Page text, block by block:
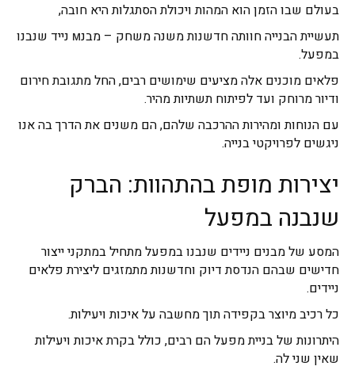
בעולם שבו הזמן הוא המהות ויכולת הסתגלות היא חובה,
תעשיית הבנייה חוותה חדשנות משנה משחק – מבנм נייד שנבנו
במפעל.
פלאים מוכנים אלה מציעים שימושים רבים, החל מתגובת חירום
ודיור מרוחק ועד לפיתוח תשתיות מהיר.
עם הנוחות ומהירות ההרכבה שלהם, הם משנים את הדרך בה אנו
ניגשים לפרויקטי בנייה.
יצירות מופת בהתהוות: הברק
שנבנה במפעל
המסע של מבנים ניידים שנבנו במפעל מתחיל במתקני ייצור
חדישים שבהם הנדסת דיוק וחדשנות מתמזגים ליצירת פלאים
ניידים.
כל רכיב מיוצר בקפידה תוך מחשבה על איכות ויעילות.
היתרונות של בניית מפעל הם רבים, כולל בקרת איכות ויעילות
שאין שני לה.